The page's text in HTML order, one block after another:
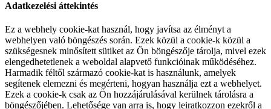
Adatkezelési áttekintés
Ez a webhely cookie-kat használ, hogy javítsa az élményt a
webhelyen való böngészés során. Ezek közül a cookie-k közül a
szükségesnek minősített sütiket az Ön böngészője tárolja, mivel ezek
elengedhetetlenek a weboldal alapvető funkcióinak működéséhez.
Harmadik féltől származó cookie-kat is használunk, amelyek
segítenek elemezni és megérteni, hogyan használja ezt a webhelyet.
Ezek a cookie-k csak az Ön hozzájárulásával kerülnek tárolásra a
böngészőjében. Lehetősége van arra is, hogy leiratkozzon ezekről a